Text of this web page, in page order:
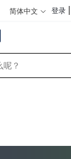
简体中文 登录